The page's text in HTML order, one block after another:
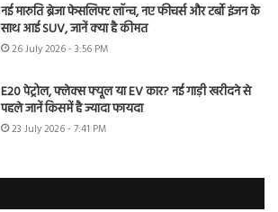
नई मारुति ब्रेजा फेसलिफ्ट लॉन्च, नए फीचर्स और टर्बो इंजन के
साथ आई SUV, जानें क्या है कीमत
26 July 2026 - 3:56 PM
E20 पेट्रोल, फ्लेक्स फ्यूल या EV कार? नई गाड़ी खरीदने से
पहले जानें किसमें है ज्यादा फायदा
23 July 2026 - 7:41 PM